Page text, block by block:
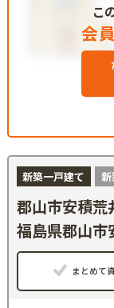
こ
会
新築一戸建て 新
郡山市安積
福島県郡山市
まとめて